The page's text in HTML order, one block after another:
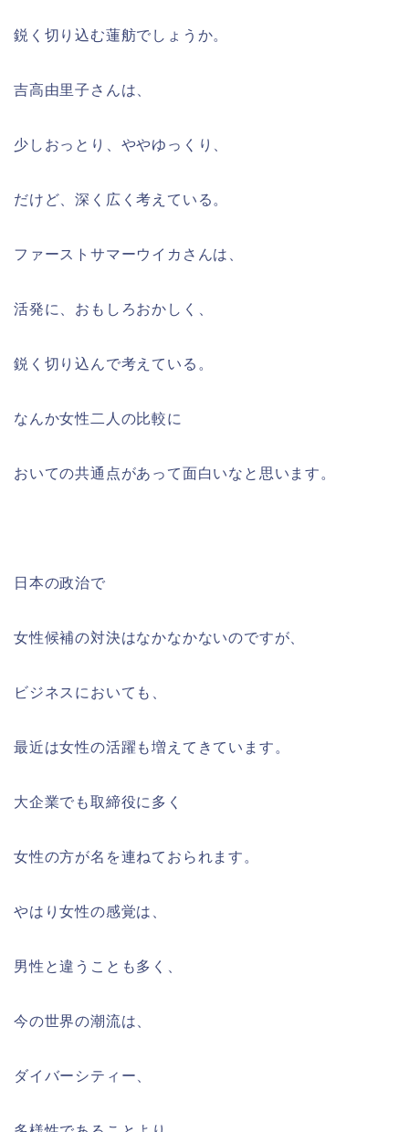
鋭く切り込む蓮舫でしょうか。
吉高由里子さんは、
少しおっとり、ややゆっくり、
だけど、深く広く考えている。
ファーストサマーウイカさんは、
活発に、おもしろおかしく、
鋭く切り込んで考えている。
なんか女性二人の比較に
おいての共通点があって面白いなと思います。
日本の政治で
女性候補の対決はなかなかないのですが、
ビジネスにおいても、
最近は女性の活躍も増えてきています。
大企業でも取締役に多く
女性の方が名を連ねておられます。
やはり女性の感覚は、
男性と違うことも多く、
今の世界の潮流は、
ダイバーシティー、